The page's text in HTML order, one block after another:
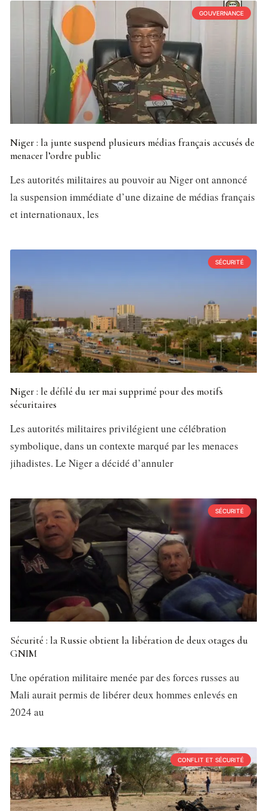
GOUVERNANCE
Niger : la junte suspend plusieurs médias français accusés de
menacer l’ordre public
Les autorités militaires au pouvoir au Niger ont annoncé
la suspension immédiate d’une dizaine de médias français
et internationaux, les
SÉCURITÉ
Niger : le défilé du 1er mai supprimé pour des motifs
sécuritaires
Les autorités militaires privilégient une célébration
symbolique, dans un contexte marqué par les menaces
jihadistes. Le Niger a décidé d’annuler
SÉCURITÉ
Sécurité : la Russie obtient la libération de deux otages du
GNIM
Une opération militaire menée par des forces russes au
Mali aurait permis de libérer deux hommes enlevés en
2024 au
CONFLIT ET SÉCURITÉ